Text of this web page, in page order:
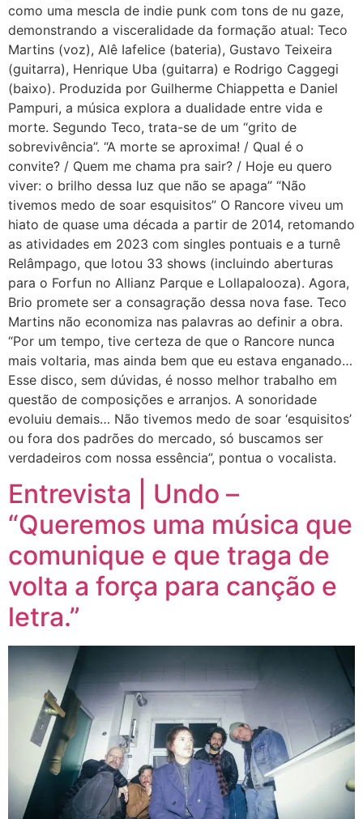
como uma mescla de indie punk com tons de nu gaze,
demonstrando a visceralidade da formação atual: Teco
Martins (voz), Alê Iafelice (bateria), Gustavo Teixeira
(guitarra), Henrique Uba (guitarra) e Rodrigo Caggegi
(baixo). Produzida por Guilherme Chiappetta e Daniel
Pampuri, a música explora a dualidade entre vida e
morte. Segundo Teco, trata-se de um “grito de
sobrevivência”. “A morte se aproxima! / Qual é o
convite? / Quem me chama pra sair? / Hoje eu quero
viver: o brilho dessa luz que não se apaga” “Não
tivemos medo de soar esquisitos” O Rancore viveu um
hiato de quase uma década a partir de 2014, retomando
as atividades em 2023 com singles pontuais e a turnê
Relâmpago, que lotou 33 shows (incluindo aberturas
para o Forfun no Allianz Parque e Lollapalooza). Agora,
Brio promete ser a consagração dessa nova fase. Teco
Martins não economiza nas palavras ao definir a obra.
“Por um tempo, tive certeza de que o Rancore nunca
mais voltaria, mas ainda bem que eu estava enganado…
Esse disco, sem dúvidas, é nosso melhor trabalho em
questão de composições e arranjos. A sonoridade
evoluiu demais… Não tivemos medo de soar ‘esquisitos’
ou fora dos padrões do mercado, só buscamos ser
verdadeiros com nossa essência”, pontua o vocalista.
Entrevista | Undo –
“Queremos uma música que
comunique e que traga de
volta a força para canção e
letra.”